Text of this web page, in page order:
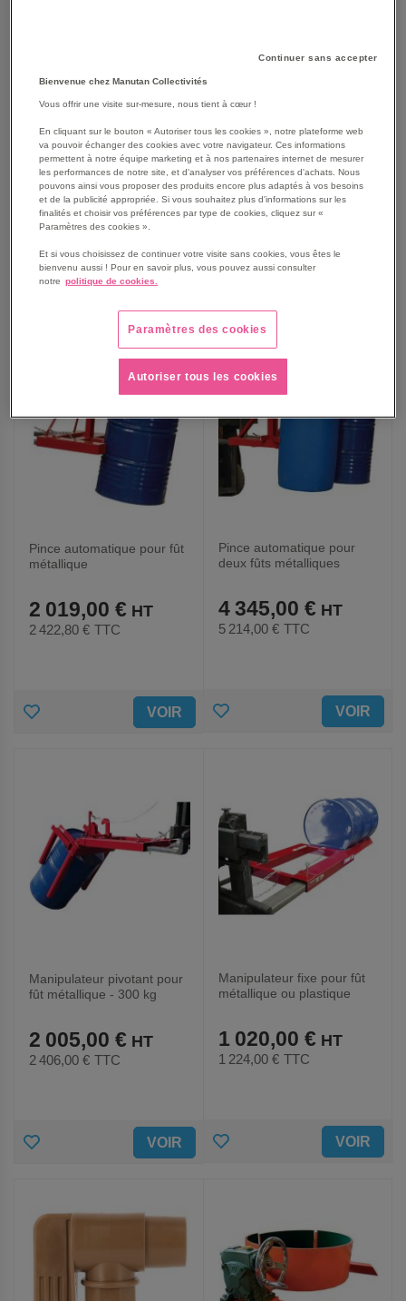
pour fûts métal ou plastique
à rebord
1 135,00 €
1 362,00 € TTC
AJOUTER VOIR
fûts métal ou plastique à
rebord
1 569,00 €
1 882,80 € TTC
AUX
Pince automatique pour fût
métallique
2 019,00 €
2 422,80 € TTC
AJOUTER VOIR
Pince automatique pour
deux fûts métalliques
4 345,00 €
5 214,00 € TTC
AJOUTER VOIR
Manipulateur pivotant pour
fût métallique - 300 kg
2 005,00 €
2 406,00 € TTC
AJOUTER VOIR
Manipulateur fixe pour fût
métallique ou plastique
1 020,00 €
1 224,00 € TTC
AJOUTER VOIR
Continuer sans accepter
Bienvenue chez Manutan Collectivités
Vous offrir une visite sur-mesure, nous tient à cœur !
En cliquant sur le bouton « Autoriser tous les cookies », notre plateforme web
va pouvoir échanger des cookies avec votre navigateur. Ces informations
permettent à notre équipe marketing et à nos partenaires internet de mesurer
les performances de notre site, et d'analyser vos préférences d'achats. Nous
pouvons ainsi vous proposer des produits encore plus adaptés à vos besoins
et de la publicité appropriée. Si vous souhaitez plus d'informations sur les
finalités et choisir vos préférences par type de cookies, cliquez sur «
Paramètres des cookies ».
Et si vous choisissez de continuer votre visite sans cookies, vous êtes le
bienvenu aussi ! Pour en savoir plus, vous pouvez aussi consulter
notre politique de cookies.
Paramètres des cookies
Autoriser tous les cookies